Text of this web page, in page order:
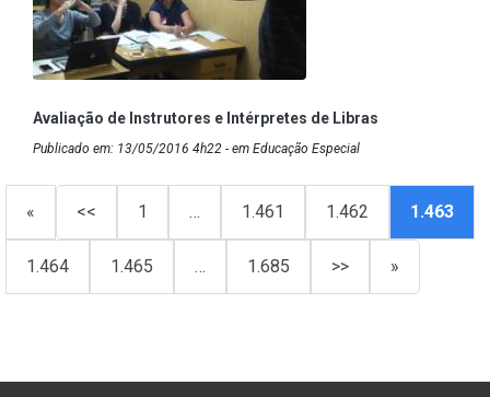
Avaliação de Instrutores e Intérpretes de Libras
Publicado em: 13/05/2016 4h22 - em Educação Especial
« << 1 … 1.461 1.462 1.463
1.464 1.465 … 1.685 >> »